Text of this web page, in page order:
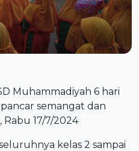
Muhammadiyah 6 hari
semangat dan
Rabu 17/7/2024
kelas 2 sampai